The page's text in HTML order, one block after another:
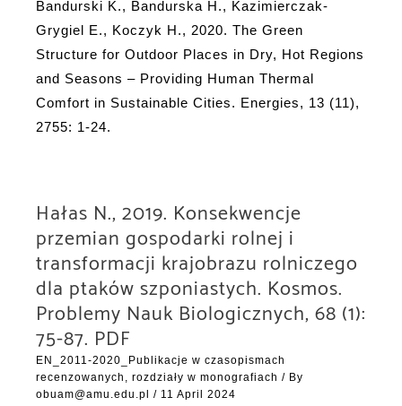
Bandurski K., Bandurska H., Kazimierczak-
Grygiel E., Koczyk H., 2020. The Green
Structure for Outdoor Places in Dry, Hot Regions
and Seasons – Providing Human Thermal
Comfort in Sustainable Cities. Energies, 13 (11),
2755: 1-24.
Hałas N., 2019. Konsekwencje
przemian gospodarki rolnej i
transformacji krajobrazu rolniczego
dla ptaków szponiastych. Kosmos.
Problemy Nauk Biologicznych, 68 (1):
75-87. PDF
EN_2011-2020_Publikacje w czasopismach
recenzowanych, rozdziały w monografiach / By
obuam@amu.edu.pl
/ 11 April 2024